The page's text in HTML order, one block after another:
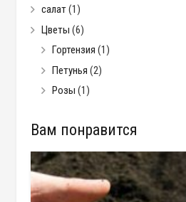
салат(1)
Цветы (6)
Гортензия (1)
Петунья (2)
Розы (1)
Вам понравится